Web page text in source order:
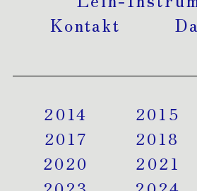
Kontakt
2014 2015
2017
2018
2020
2021